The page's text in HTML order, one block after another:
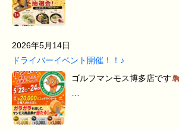
2026年5月14日
ドライバーイベント開催！！♪
ゴルフマンモス博多店です